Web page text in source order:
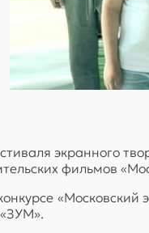
экранного
фильмов